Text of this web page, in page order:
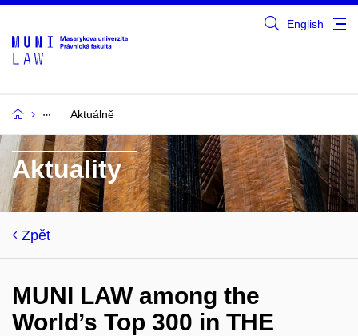
English
Aktuálně
Aktuality
Zpět
MUNI LAW among the
World’s Top 300 in THE